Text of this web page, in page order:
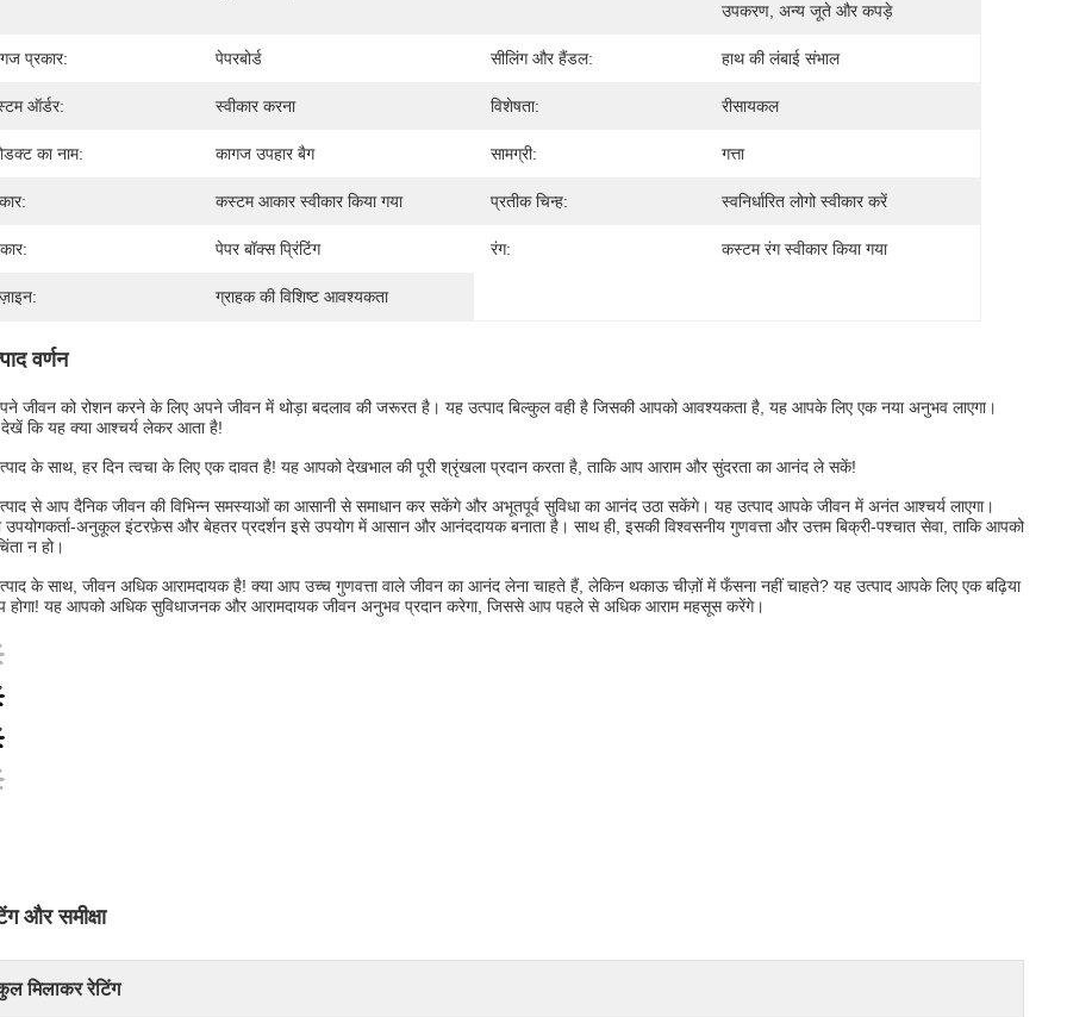
उपकरण, अन्य जूते और कपड़े
प्रकार: पेपरबोर्ड सीलिंग और हैंडल: हाथ की लंबाई संभाल
ऑर्डर: स्वीकार करना विशेषता: रीसायकल
का नाम: कागज उपहार बैग सामग्री: गत्ता
कस्टम आकार स्वीकार किया गया प्रतीक चिन्ह: स्वनिर्धारित लोगो स्वीकार करें
पेपर बॉक्स प्रिंटिंग रंग: कस्टम रंग स्वीकार किया गया
ग्राहक की विशिष्ट आवश्यकता
वर्णन
जीवन को रोशन करने के लिए अपने जीवन में थोड़ा बदलाव की जरूरत है। यह उत्पाद बिल्कुल वही है जिसकी आपको आवश्यकता है, यह आपके लिए एक नया अनुभव लाएगा।
कि यह क्या आश्चर्य लेकर आता है!
के साथ, हर दिन त्वचा के लिए एक दावत है! यह आपको देखभाल की पूरी श्रृंखला प्रदान करता है, ताकि आप आराम और सुंदरता का आनंद ले सकें!
से आप दैनिक जीवन की विभिन्न समस्याओं का आसानी से समाधान कर सकेंगे और अभूतपूर्व सुविधा का आनंद उठा सकेंगे। यह उत्पाद आपके जीवन में अनंत आश्चर्य लाएगा।
उपयोगकर्ता-अनुकूल इंटरफ़ेस और बेहतर प्रदर्शन इसे उपयोग में आसान और आनंददायक बनाता है। साथ ही, इसकी विश्वसनीय गुणवत्ता और उत्तम बिक्री-पश्चात सेवा, ताकि आपको
न हो।
के साथ, जीवन अधिक आरामदायक है! क्या आप उच्च गुणवत्ता वाले जीवन का आनंद लेना चाहते हैं, लेकिन थकाऊ चीज़ों में फँसना नहीं चाहते? यह उत्पाद आपके लिए एक बढ़िया
होगा! यह आपको अधिक सुविधाजनक और आरामदायक जीवन अनुभव प्रदान करेगा, जिससे आप पहले से अधिक आराम महसूस करेंगे।
और समीक्षा
मिलाकर रेटिंग